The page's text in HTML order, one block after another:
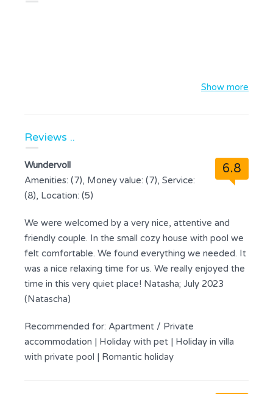
Show more
Reviews ..
6.8
Wundervoll
Amenities: (7), Money value: (7), Service:
(8), Location: (5)
We were welcomed by a very nice, attentive and
friendly couple. In the small cozy house with pool we
felt comfortable. We found everything we needed. It
was a nice relaxing time for us. We really enjoyed the
time in this very quiet place! Natasha; July 2023
(Natascha)
Recommended for: Apartment / Private
accommodation | Holiday with pet | Holiday in villa
with private pool | Romantic holiday